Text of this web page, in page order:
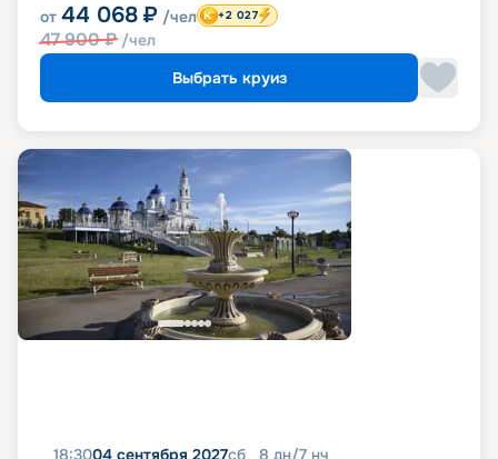
от 44 068 ₽ /чел
47 900₽ /чел
+2 027
Выбрать круиз
18:3004 сентября 2027сб 8 дн/7 нч